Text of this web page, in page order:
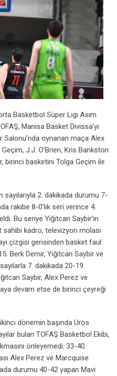
Basketbol Süper Ligi Asım
Manisa Basket Divissa’yı
Salonu’nda oynanan maça Alex
J.J. O’Brien, Kris Bankston
birinci basketini Tolga Geçim ile
sayılarıyla 2. dakikada durumu 7-
rakibe 8-0’lık seri verince 4.
Bu seriye Yiğitcan Saybir’in
sahibi kadro, televizyon molası
çizgisi gerisinden basket faul
Berk Demir, Yiğitcan Saybir ve
7. dakikada 20-19
Saybir, Alex Perez ve
devam etse de birinci çeyreği
dönemin başında Uros
bulan TOFAŞ Basketbol Ekibi,
önleyemedi: 33-40.
Alex Perez ve Marcquise
durumu 40-42 yapan Mavi